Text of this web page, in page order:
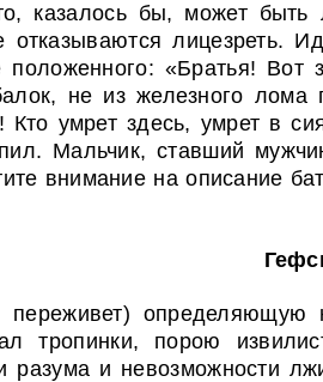
казалось бы, может
отказываются лицезреть.
«Братья!
не из железного лома
Кто умрет здесь, умрет в
Мальчик, ставший
внимание на описание
определяющую
тропинки, порою
разума и